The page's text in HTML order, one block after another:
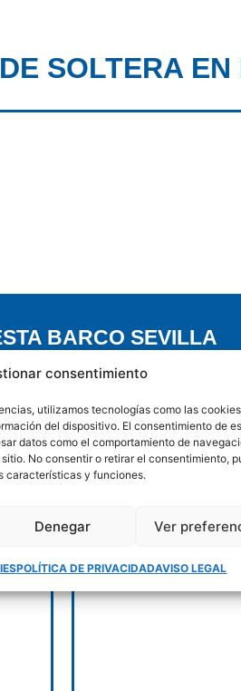
consentimiento
utilizamos tecnologías como las
del dispositivo. El consentimiento de
datos como el comportamiento de
No consentir o retirar el consentimiento,
características y funciones.
Denegar Ver
POLÍTICA DE PRIVACIDADAVISO LEGAL
SOLTERA
BARCO SEVILLA
vino, refrescos, agua +
Stripers + RRPP para la gestión
coordinación)
Ver pack